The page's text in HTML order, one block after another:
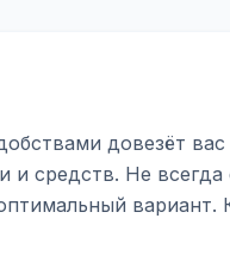
довезёт
средств. Не всегда